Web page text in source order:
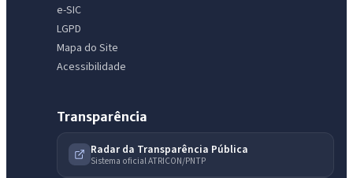
e-SIC
LGPD
Mapa do Site
Acessibilidade
Transparência
Radar da Transparência Pública
Sistema oficial ATRICON/PNTP